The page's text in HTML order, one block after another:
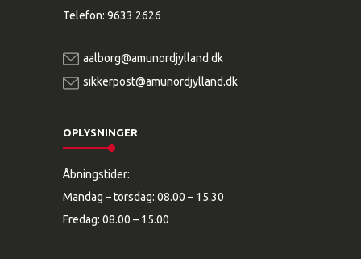
Telefon: 9633 2626
aalborg@amunordjylland.dk
sikkerpost@amunordjylland.dk
OPLYSNINGER
Åbningstider:
Mandag – torsdag: 08.00 – 15.30
Fredag: 08.00 – 15.00